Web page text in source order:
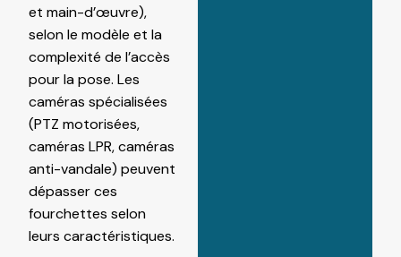
et main-d’œuvre),
selon le modèle et la
complexité de l’accès
pour la pose. Les
caméras spécialisées
(PTZ motorisées,
caméras LPR, caméras
anti-vandale) peuvent
dépasser ces
fourchettes selon
leurs caractéristiques.